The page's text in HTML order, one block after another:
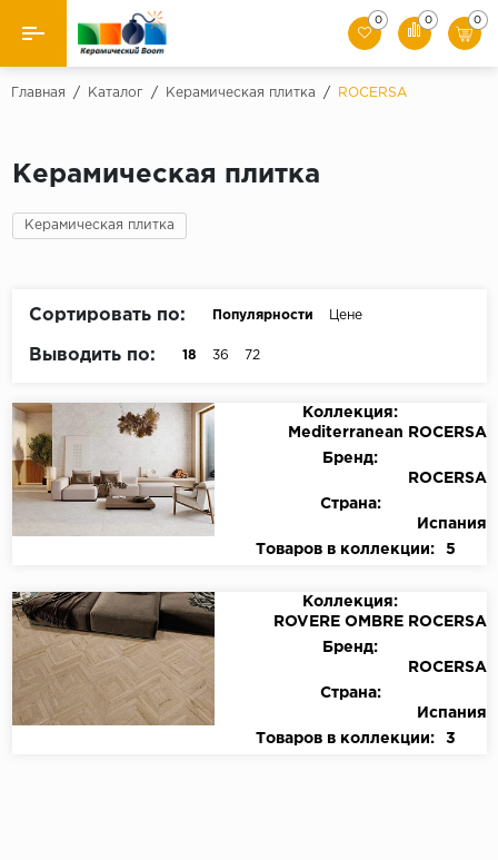
Назад
Керамическая плитка
Керамогранит
0 0 0
Главная / Каталог / Керамическая плитка / ROCERSA
Керамическая плитка
Керамическая плитка
Сортировать по: Популярности Цене
Выводить по: 18 36 72
Коллекция:
Mediterranean ROCERSA
Бренд:
ROCERSA
Страна:
Испания
Товаров в коллекции:
5
Коллекция:
ROVERE OMBRE ROCERSA
Бренд:
ROCERSA
Страна:
Испания
Товаров в коллекции:
3